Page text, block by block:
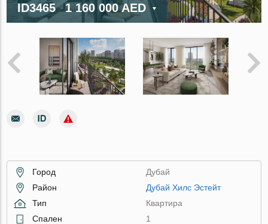
ID3465 1 160 000 AED
Город
Дубай
Район
Дубай Хилс Эстейт
Тип
Квартира
Спален
1